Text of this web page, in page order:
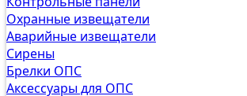
Охранные извещатели
Аварийные извещатели
Сирены
Брелки ОПС
Аксессуары для ОПС